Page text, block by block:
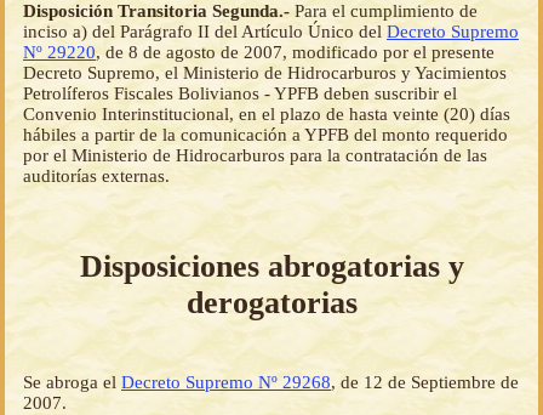
Disposición Transitoria Segunda.-Para el cumplimiento de
inciso a) del Parágrafo II del Artículo Único del Decreto Supremo
Nº 29220, de 8 de agosto de 2007, modificado por el presente
Decreto Supremo, el Ministerio de Hidrocarburos y Yacimientos
Petrolíferos Fiscales Bolivianos - YPFB deben suscribir el
Convenio Interinstitucional, en el plazo de hasta veinte (20) días
hábiles a partir de la comunicación a YPFB del monto requerido
por el Ministerio de Hidrocarburos para la contratación de las
auditorías externas.
Disposiciones abrogatorias y
derogatorias
Se abroga el Decreto Supremo Nº 29268, de 12 de Septiembre de
2007.